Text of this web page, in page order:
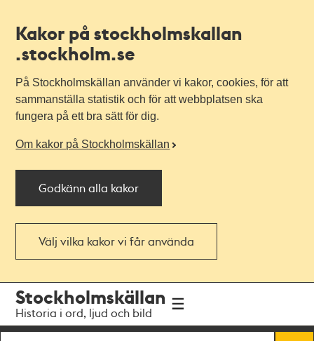
Kakor på stockholmskallan
.stockholm.se
På Stockholmskällan använder vi kakor, cookies, för att
sammanställa statistik och för att webbplatsen ska
fungera på ett bra sätt för dig.
Om kakor på Stockholmskällan
Godkänn alla kakor
Välj vilka kakor vi får använda
navigationen
huvudinnehållet
Stockholmskällan
Historia i ord, ljud och bild